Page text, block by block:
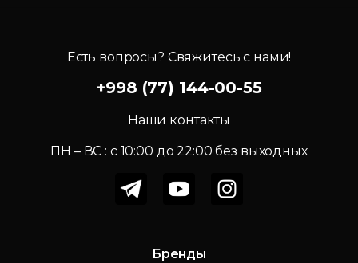
Есть вопросы? Свяжитесь с нами!
+998 (77) 144-00-55
Наши контакты
ПН – ВС : c 10:00 до 22:00 без выходных
Бренды